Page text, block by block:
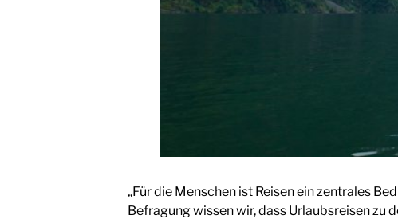
„Für die Menschen ist Reisen ein zentrales
Befragung wissen wir, dass Urlaubsreisen